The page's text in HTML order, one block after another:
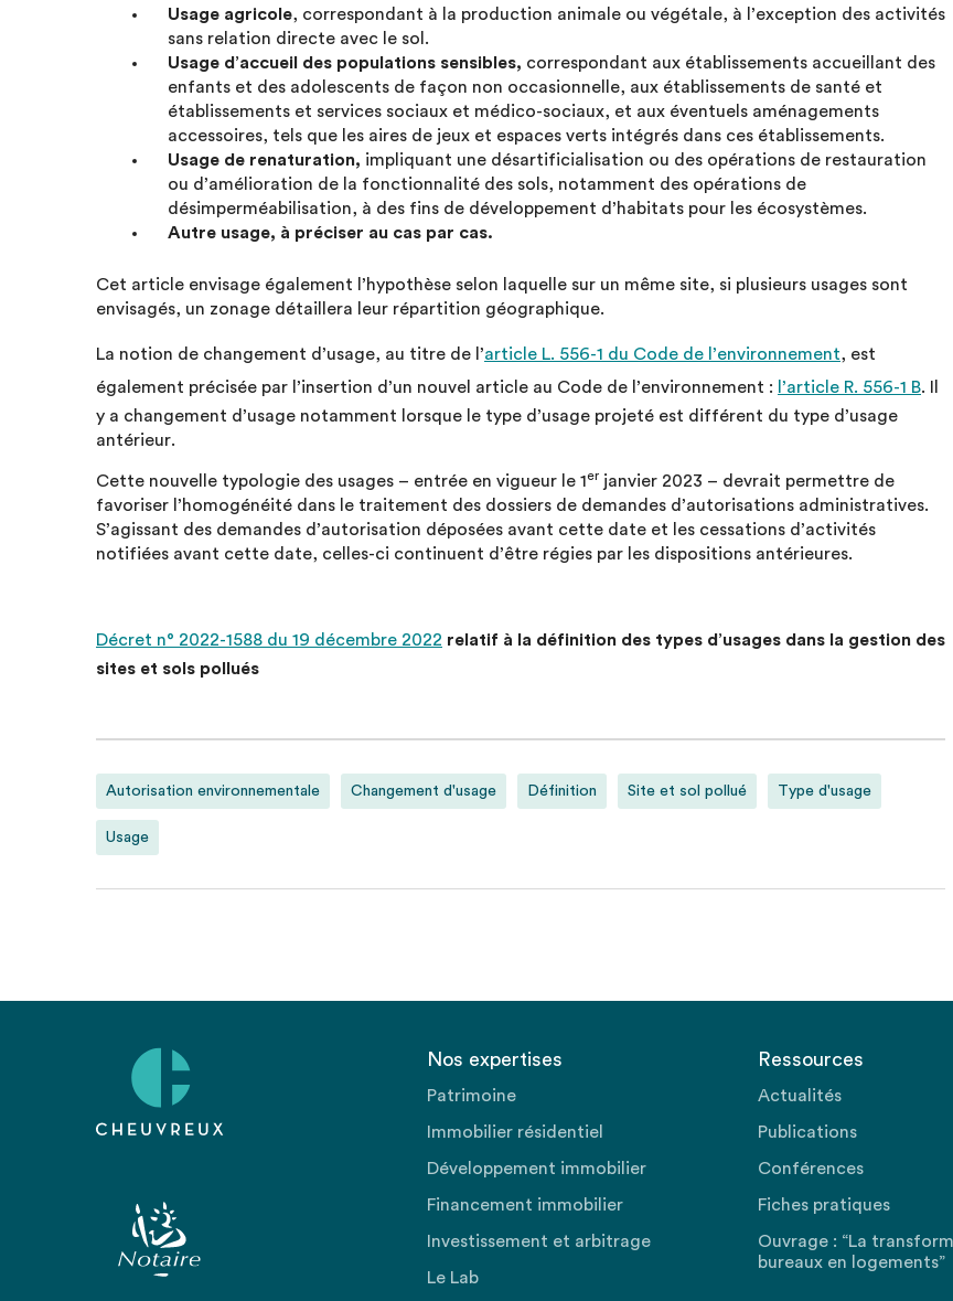
Usage agricole, correspondant à la production animale ou végétale, à l’exception des activités
sans relation directe avec le sol.
Usage d’accueil des populations sensibles, correspondant aux établissements accueillant des
enfants et des adolescents de façon non occasionnelle, aux établissements de santé et
établissements et services sociaux et médico-sociaux, et aux éventuels aménagements
accessoires, tels que les aires de jeux et espaces verts intégrés dans ces établissements.
Usage de renaturation, impliquant une désartificialisation ou des opérations de restauration
ou d’amélioration de la fonctionnalité des sols, notamment des opérations de
désimperméabilisation, à des fins de développement d’habitats pour les écosystèmes.
Autre usage, à préciser au cas par cas.
Cet article envisage également l’hypothèse selon laquelle sur un même site, si plusieurs usages sont
envisagés, un zonage détaillera leur répartition géographique.
La notion de changement d’usage, au titre de l’article L. 556-1 du Code de l’environnement, est
également précisée par l’insertion d’un nouvel article au Code de l’environnement : l’article R. 556-1 B. Il
y a changement d’usage notamment lorsque le type d’usage projeté est différent du type d’usage
antérieur.
Cette nouvelle typologie des usages – entrée en vigueur le 1er janvier 2023 – devrait permettre de
favoriser l’homogénéité dans le traitement des dossiers de demandes d’autorisations administratives.
S’agissant des demandes d’autorisation déposées avant cette date et les cessations d’activités
notifiées avant cette date, celles-ci continuent d’être régies par les dispositions antérieures.
Décret n° 2022-1588 du 19 décembre 2022 relatif à la définition des types d’usages dans la gestion des
sites et sols pollués
Autorisation environnementale Changement d'usage Définition Site et sol pollué Type d'usage
Usage
Nos expertises
Patrimoine
Immobilier résidentiel
Développement immobilier
Financement immobilier
Investissement et arbitrage
Le Lab
Ressources
Actualités
Publications
Conférences
Fiches pratiques
Ouvrage : “La
bureaux en logements”